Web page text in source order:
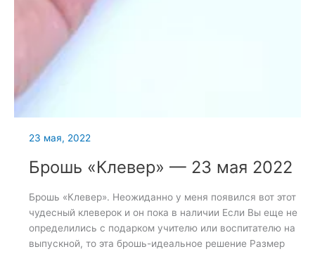
23 мая, 2022
Брошь «Клевер» — 23 мая 2022
Брошь «Клевер». Неожиданно у меня появился вот этот
чудесный клеверок и он пока в наличии Если Вы еще не
определились с подарком учителю или воспитателю на
выпускной, то эта брошь-идеальное решение Размер